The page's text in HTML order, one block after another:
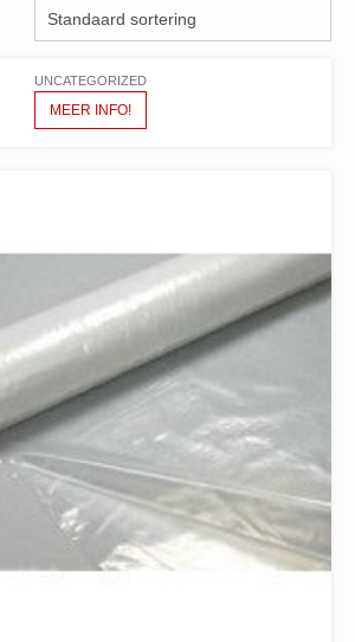
UNCATEGORIZED
MEER INFO!